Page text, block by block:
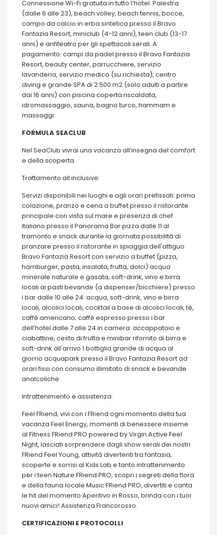
Connessione Wi-Fi gratuita in tutto l’hotel. Palestra
(dalle 6 alle 23), beach volley, beach tennis, bocce,
campo da calcio in erba sintetica presso il Bravo
Fantazia Resort, miniclub (4-12 anni), teen club (13-17
anni) e anfiteatro per gli spettacoli serali. A
pagamento: campi da padel presso il Bravo Fantazia
Resort, beauty center, parrucchiere, servizio
lavanderia, servizio medico (su richiesta), centro
diving e grande SPA di 2.500 m2 (solo adulti a partire
dai 16 anni) con piscina coperta riscaldata,
idromassaggio, sauna, bagno turco, hammam e
massaggi.
FORMULA SEACLUB
Nel SeaClub vivrai una vacanza all’insegna del comfort
e della scoperta.
Trattamento all inclusive:
Servizi disponibili nei luoghi e agli orari prefissati: prima
colazione, pranzo e cena a buffet presso il ristorante
principale con vista sul mare e presenza di chef
italiano presso il Panorama Bar pizza dalle 11 al
tramonto e snack durante la giornata possibilità di
pranzare presso il ristorante in spiaggia dell'attiguo
Bravo Fantazia Resort con servizio a buffet (pizza,
hamburger, pasta, insalata, frutta, dolci) acqua
minerale naturale e gasata, soft-drink, vino e birra
locali ai pasti bevande (a dispenser/bicchiere) presso
i bar dalle 10 alle 24: acqua, soft-drink, vino e birra
locali, alcolici locali, cocktail a base di alcolici locali, tè,
caffè americano; caffè espresso presso i bar
dell’hotel dalle 7 alle 24 in camera: accappatoio e
ciabattine, cesto di frutta e minibar rifornito di birra e
soft-drink all'arrivo 1 bottiglia grande di acqua al
giorno acquapark presso il Bravo Fantazia Resort ad
orari fissi con consumo illimitato di snack e bevande
analcoliche
Intrattenimento e assistenza:
Feel FRiend, vivi con i FRiend ogni momento della tua
vacanza Feel Energy, momenti di benessere insieme
al Fitness FRiend PRO powered by Virgin Active Feel
Night, lasciati sorprendere dagli show serali dei nostri
FRiend Feel Young, attività divertenti tra fantasia,
scoperte e sorrisi al Kids Lab e tanto intrattenimento
per i teen Nature FRiend PRO, scopri i segreti della flora
e della fauna locale Music FRiend PRO, divertiti e canta
le hit del momento Aperitivo in Rosso, brinda con i tuoi
nuovi amici! Assistenza Francorosso.
CERTIFICAZIONI E PROTOCOLLI